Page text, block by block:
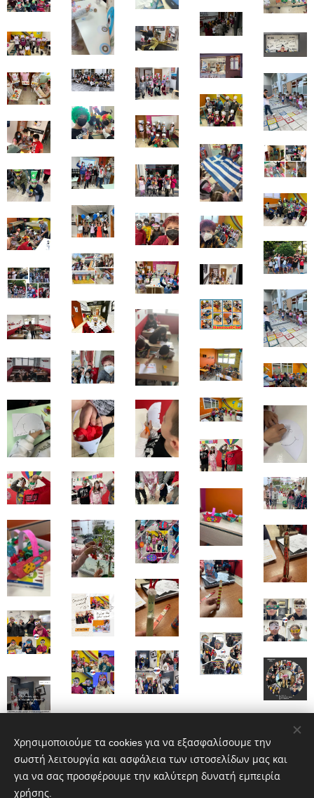
Χρησιμοποιούμε τα cookies για να εξασφαλίσουμε την
σωστή λειτουργία και ασφάλεια των ιστοσελίδων μας και
για να σας προσφέρουμε την καλύτερη δυνατή εμπειρία
χρήσης.